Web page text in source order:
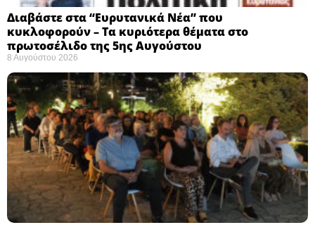
Διαβάστε στα “Ευρυτανικά Νέα” που
κυκλοφορούν – Τα κυριότερα θέματα στο
πρωτοσέλιδο της 5ης Αυγούστου
8 Αυγούστου 2026